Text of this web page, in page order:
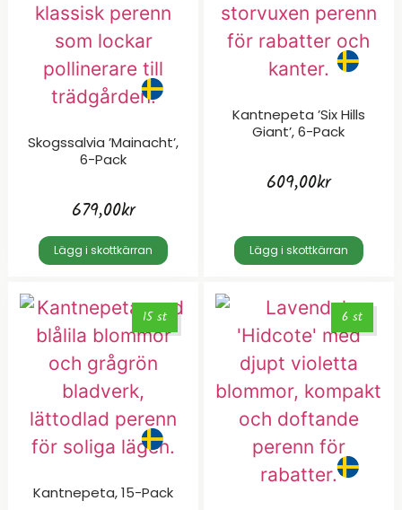
Skogssalvia ’Mainacht’,
6-Pack
679,00kr
Lägg i skottkärran
Kantnepeta ’Six Hills
Giant’, 6-Pack
609,00kr
Lägg i skottkärran
15 st
Kantnepeta, 15-Pack
6 st